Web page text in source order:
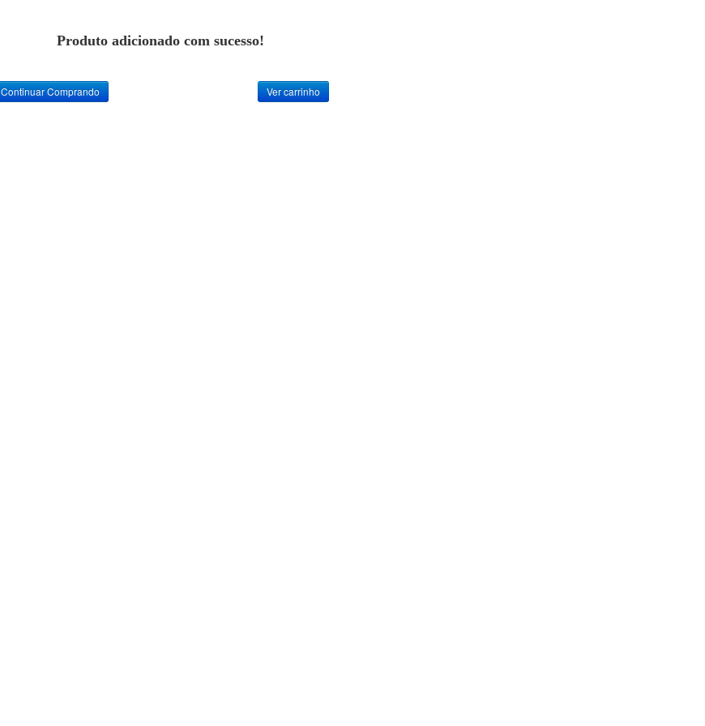
Produto adicionado com sucesso!
Continuar Comprando Ver carrinho